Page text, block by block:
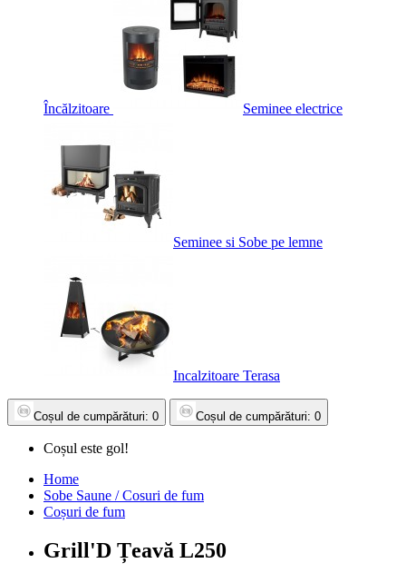
Încălzitoare Seminee electrice
Seminee si Sobe pe lemne
Incalzitoare Terasa
Coșul de cumpărături: 0 Coșul de cumpărături: 0
Coșul este gol!
Home
Sobe Saune / Cosuri de fum
Coșuri de fum
Grill'D Țeavă L250